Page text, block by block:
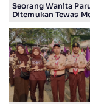
Seorang Wanita
Ditemukan Tewas